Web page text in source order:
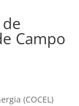
Campo
(COCEL)